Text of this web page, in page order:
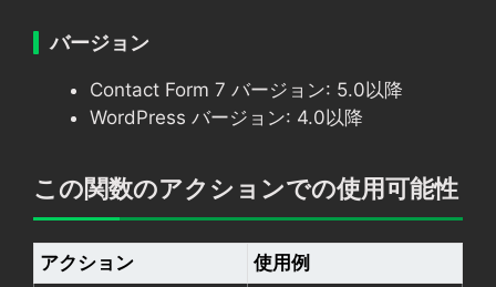
バージョン
Contact Form 7 バージョン: 5.0以降
WordPress バージョン: 4.0以降
この関数のアクションでの使用可能性
アクション
使用例